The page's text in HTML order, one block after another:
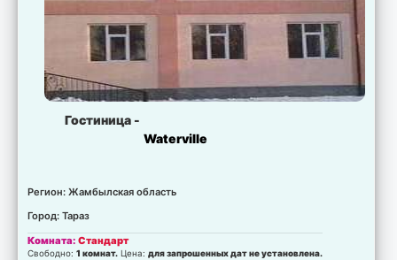
Гостиница -
Waterville
Регион: Жамбылская область
Город: Тараз
Комната:Стандарт
Свободно:1 комнат. Цена:для запрошенных дат не установлена.